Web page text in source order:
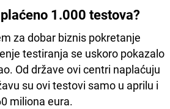
1.000 testova?
za dobar biznis pokretanje
testiranja se uskoro pokazalo
Od države ovi centri naplaćuju
su ovi testovi samo u aprilu i
miliona eura.